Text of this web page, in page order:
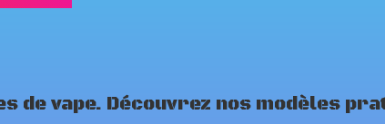
de vape. Découvrez nos modèles